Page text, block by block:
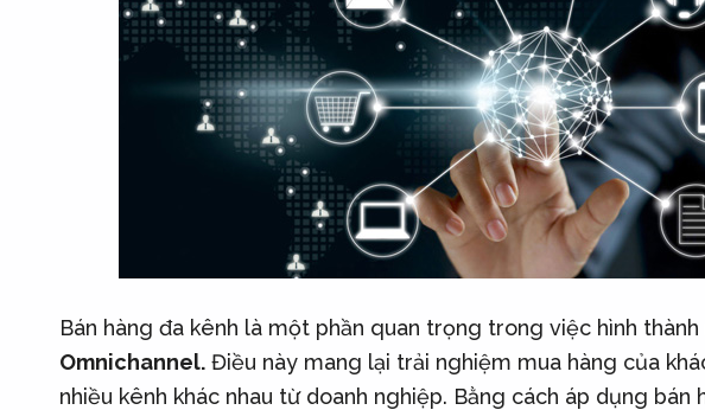
Bán hàng đa kênh là một phần quan trọng trong việc hình thành
Omnichannel. Điều này mang lại trải nghiệm mua hàng của
nhiều kênh khác nhau từ doanh nghiệp. Bằng cách áp dụng bán